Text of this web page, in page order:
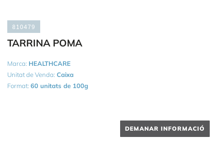
810479
TARRINA POMA
Marca: HEALTHCARE
Unitat de Venda: Caixa
Format: 60 unitats de 100g
DEMANAR INFORMACIÓ